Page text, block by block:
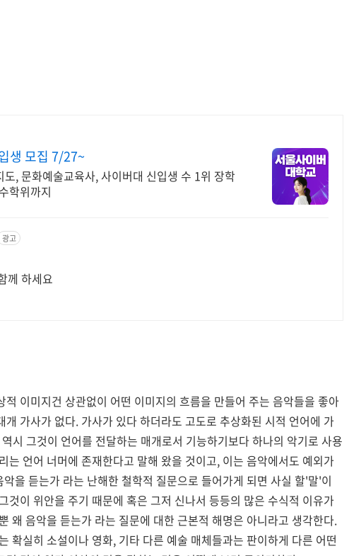
생 모집 7/27~
, 문화예술교육사, 사이버대 신입생 수 1위 장학
학위까지
광고
께 하세요
이미지건 상관없이 어떤 이미지의 흐름을 만들어 주는 음악들을 좋아
가사가 없다. 가사가 있다 하더라도 고도로 추상화된 시적 언어에 가
시 그것이 언어를 전달하는 매개로서 기능하기보다 하나의 악기로 사용
는 언어 너머에 존재한다고 말해 왔을 것이고, 이는 음악에서도 예외가
을 듣는가 라는 난해한 철학적 질문으로 들어가게 되면 사실 할'말'이
것이 위안을 주기 때문에 혹은 그저 신나서 등등의 많은 수식적 이유가
왜 음악을 듣는가 라는 질문에 대한 근본적 해명은 아니라고 생각한다.
확실히 소설이나 영화, 기타 다른 예술 매체들과는 판이하게 다른 어떤